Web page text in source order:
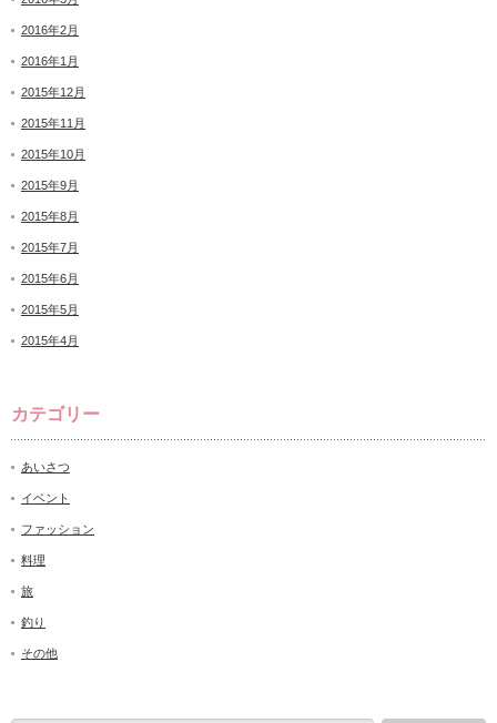
2016年2月
2016年1月
2015年12月
2015年11月
2015年10月
2015年9月
2015年8月
2015年7月
2015年6月
2015年5月
2015年4月
カテゴリー
あいさつ
イベント
ファッション
料理
旅
釣り
その他